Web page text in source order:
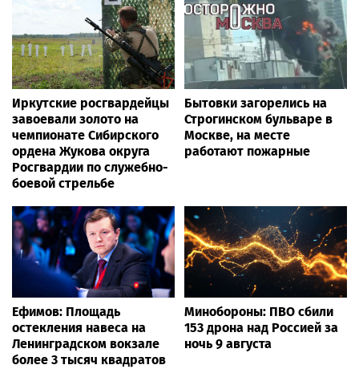
Иркутские росгвардейцы
завоевали золото на
чемпионате Сибирского
ордена Жукова округа
Росгвардии по служебно-
боевой стрельбе
Бытовки загорелись на
Строгинском бульваре в
Москве, на месте
работают пожарные
Ефимов: Площадь
остекления навеса на
Ленинградском вокзале
более 3 тысяч квадратов
Минобороны: ПВО сбили
153 дрона над Россией за
ночь 9 августа